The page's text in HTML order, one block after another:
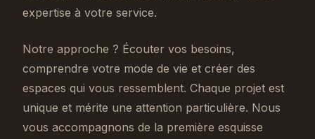
expertise à votre service.
Notre approche ? Écouter vos besoins,
comprendre votre mode de vie et créer des
espaces qui vous ressemblent. Chaque projet est
unique et mérite une attention particulière. Nous
vous accompagnons de la première esquisse